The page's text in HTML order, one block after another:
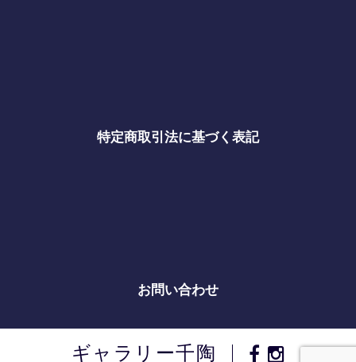
特定商取引法に基づく表記
お問い合わせ
ギャラリー千陶